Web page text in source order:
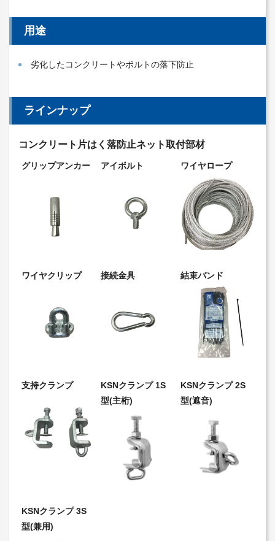
用途
劣化したコンクリートやボルトの落下防止
ラインナップ
コンクリート片はく落防止ネット取付部材
グリップアンカー アイボルト ワイヤロープ
ワイヤクリップ 接続金具 結束バンド
支持クランプ
KSNクランプ 1S
型(主桁)
KSNクランプ 2S
型(遮音)
KSNクランプ 3S
型(兼用)